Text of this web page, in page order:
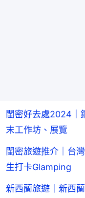
閨密好去處2024｜
末工作坊、展覽
閨密旅遊推介｜台
生打卡Glamping
新西蘭旅遊｜新西